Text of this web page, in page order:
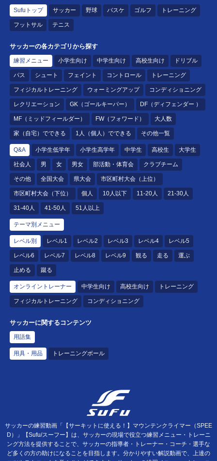
Sufuトップ サッカー 野球 バスケ ゴルフ トレーニング
フットサル テニス
サッカーの各カテゴリから探す
練習メニュー 小学生向け 中学生向け 高校生向け ドリブル
パス シュート フェイント コントロール トレーニング
フィジカルトレーニング ウォーミングアップ コンディショニング
レクリエーション GK（ゴールキーパー） DF（ディフェンダー ）
MF（ミッドフィールダー） FW（フォワード） 大人数
家（自宅）でできる 1人（個人）でできる その他一覧
Q&A 小学生低学年 小学生高学年 中学生 高校生 大学生
社会人 男 女 男女 部活動・体育会 クラブチーム
その他 全国大会 県大会 市区町村大会（上位）
市区町村大会（下位） 個人 10人以下 11-20人 21-30人
31-40人 41-50人 51人以上
テーマ別メニュー
レベル別 レベル1 レベル2 レベル3 レベル4 レベル5
レベル6 レベル7 レベル8 レベル9 観る 走る 運ぶ
止める 蹴る
オンライントレーナー 中学生向け 高校生向け トレーニング
フィジカルトレーニング コンディショニング
サッカーに関するコンテンツ
用語集
用具・用品 トレーニングボール
サッカーの練習動画「【サーキットに使える！】マウンテンクライマー（SPEE
D）」【Sufu/スーフー】は、サッカーの現場で役立つ練習メニュー・トレーニ
ング方法を提供することで、サッカーの指導者・トレーナー・コーチ・選手な
ど多くの方の助けになることを目指します。分かりやすい解説動画で、上達の